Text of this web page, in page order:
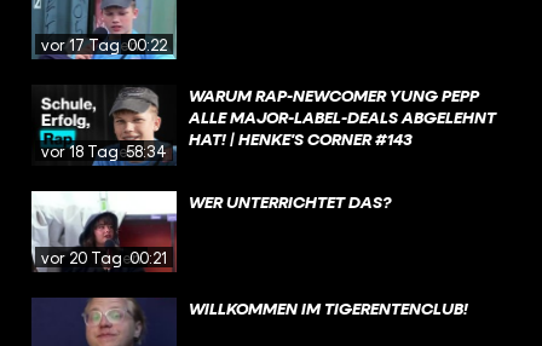
vor 17 Tagen00:22
vor 18 Tagen58:34
WARUM RAP-NEWCOMER YUNG PEPP
ALLE MAJOR-LABEL-DEALS ABGELEHNT
HAT! | HENKE'S CORNER #143
vor 20 Tagen00:21
WER UNTERRICHTET DAS?
WILLKOMMEN IM TIGERENTENCLUB!